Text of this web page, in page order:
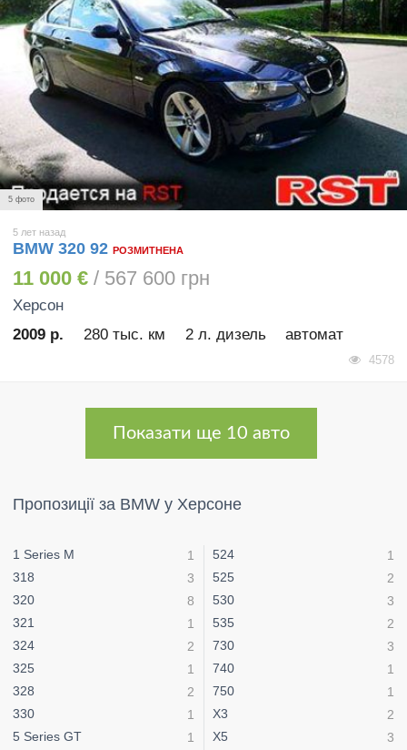
5 фото
5 лет назад
BMW 320 92 РОЗМИТНЕНА
11 000 € / 567 600 грн
Херсон
2009 р.
280 тыс. км 2 л. дизель автомат
4578
Показати ще 10 авто
Пропозиції за BMW у Херсоне
1 Series М
1
318
3
320
8
321
1
324
2
325
1
328
2
330
1
5 Series GT
1
524
1
525
2
530
3
535
2
730
3
740
1
750
1
X3
2
X5
3